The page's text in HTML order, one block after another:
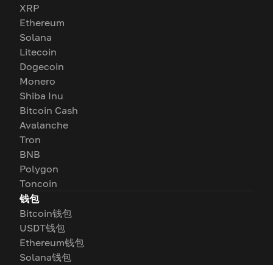
XRP
Ethereum
Solana
Litecoin
Dogecoin
Monero
Shiba Inu
Bitcoin Cash
Avalanche
Tron
BNB
Polygon
Toncoin
钱包
Bitcoin钱包
USDT钱包
Ethereum钱包
Solana钱包